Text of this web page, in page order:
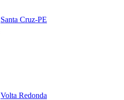
Santa Cruz-PE
Volta Redonda